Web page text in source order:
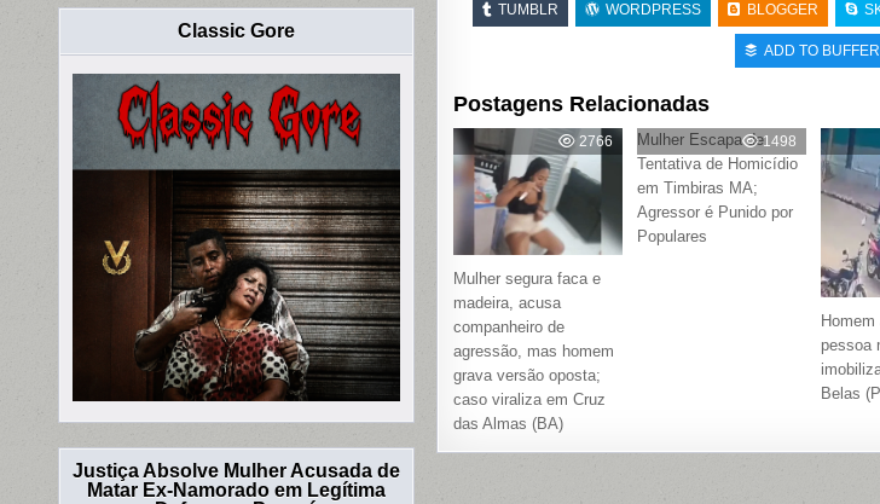
TUMBLR WORDPRESS BLOGGER
ADD TO BUFFER
Postagens Relacionadas
2766
Mulher segura faca e
madeira, acusa
companheiro de
agressão, mas homem
grava versão oposta;
caso viraliza em Cruz
das Almas (BA)
1498
Mulher Escapa de
Tentativa de Homicídio
em Timbiras MA;
Agressor é Punido por
Populares
pessoa
Belas
Classic Gore
Justiça Absolve Mulher Acusada de
Matar Ex-Namorado em Legítima